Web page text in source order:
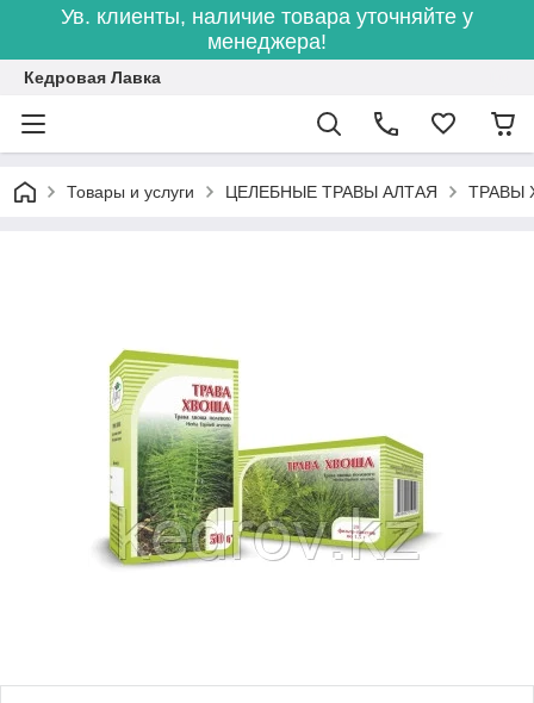
Ув. клиенты, наличие товара уточняйте у
менеджера!
Кедровая Лавка
Товары и услуги ЦЕЛЕБНЫЕ ТРАВЫ АЛТАЯ ТРАВЫ